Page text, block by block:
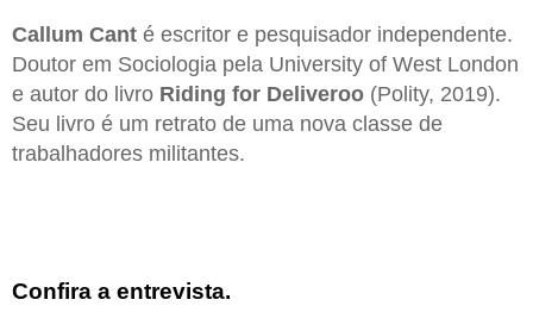
Callum Cant é escritor e pesquisador independente.
Doutor em Sociologia pela University of West London
e autor do livro Riding for Deliveroo (Polity, 2019).
Seu livro é um retrato de uma nova classe de
trabalhadores militantes.
Confira a entrevista.